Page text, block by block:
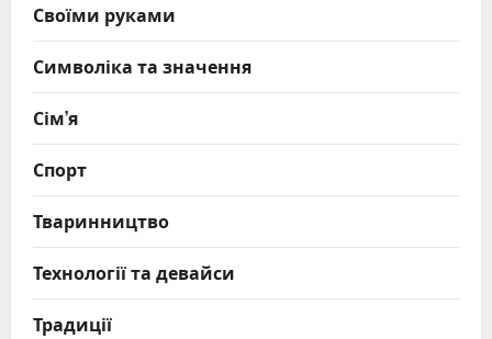
Своїми руками
Символіка та значення
Сім’я
Спорт
Тваринництво
Технології та девайси
Традиції